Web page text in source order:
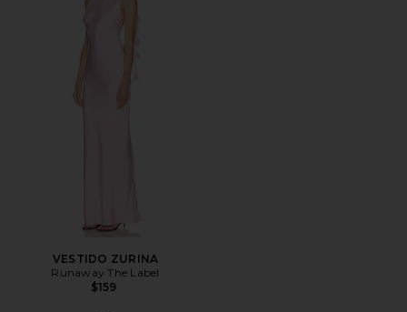
VESTIDO ZURINA
Runaway The Label
$159